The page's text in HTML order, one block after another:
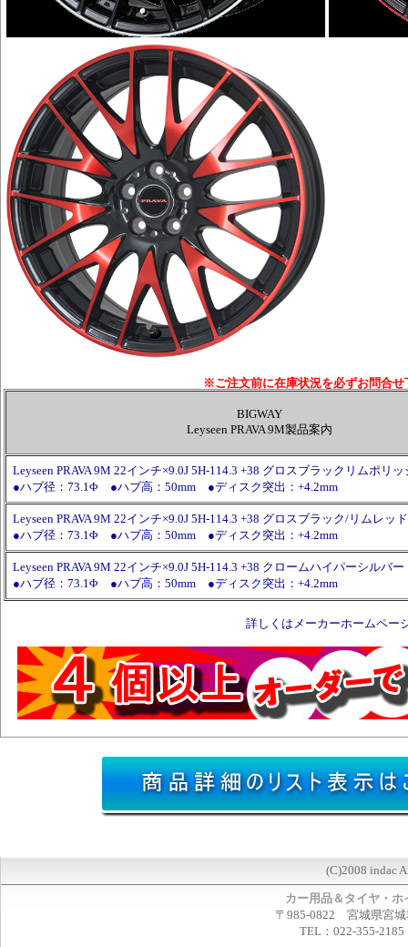
※ご注文前に在庫状況を必ずお問合せ
BIGWAY
Leyseen PRAVA 9M製品案内
Leyseen PRAVA 9M 22インチ×9.0J 5H-114.3 +38 グロスブラックリムポリ
●ハブ径：73.1Φ ●ハブ高：50mm ●ディスク突出：+4.2mm
Leyseen PRAVA 9M 22インチ×9.0J 5H-114.3 +38 グロスブラック/リムレッ
●ハブ径：73.1Φ ●ハブ高：50mm ●ディスク突出：+4.2mm
Leyseen PRAVA 9M 22インチ×9.0J 5H-114.3 +38 クロームハイパーシルバ
●ハブ径：73.1Φ ●ハブ高：50mm ●ディスク突出：+4.2mm
詳しくはメーカーホームペー
(C)2008 indac
カー用品＆タイヤ・
〒985-0822 宮城県宮城
TEL：022-355-